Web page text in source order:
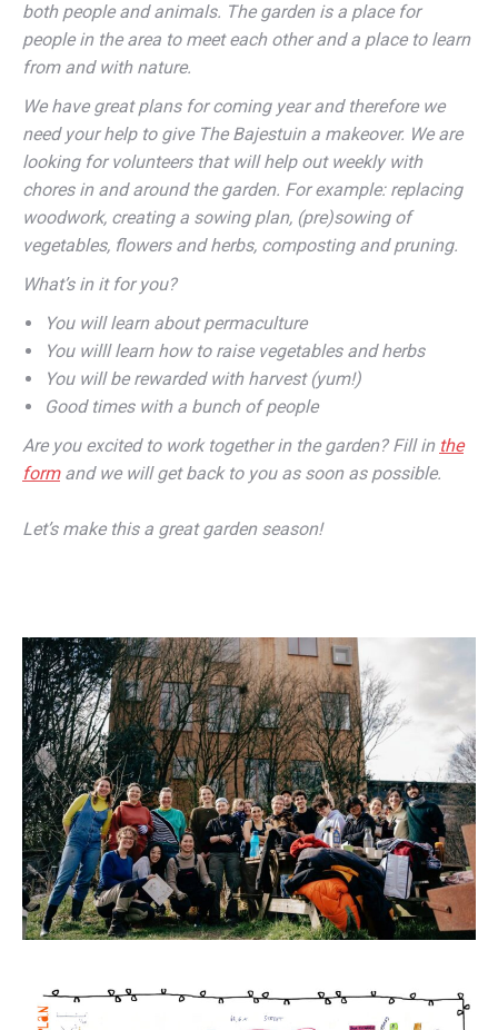
both people and animals. The garden is a place for
people in the area to meet each other and a place to learn
from and with nature.
We have great plans for coming year and therefore we
need your help to give The Bajestuin a makeover. We are
looking for volunteers that will help out weekly with
chores in and around the garden. For example: replacing
woodwork, creating a sowing plan, (pre)sowing of
vegetables, flowers and herbs, composting and pruning.
What’s in it for you?
You will learn about permaculture
You willl learn how to raise vegetables and herbs
You will be rewarded with harvest (yum!)
Good times with a bunch of people
Are you excited to work together in the garden? Fill in the
formand we will get back to you as soon as possible.
Let’s make this a great garden season!